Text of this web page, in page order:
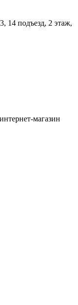
14 подъезд, 2 этаж,
магазин